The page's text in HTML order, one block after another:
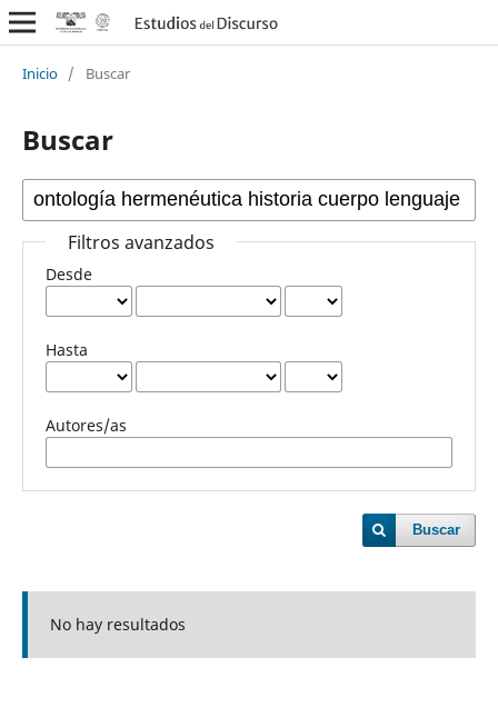
Inicio / Buscar
Buscar
Filtros avanzados
Desde
Hasta
Autores/as
Buscar
No hay resultados